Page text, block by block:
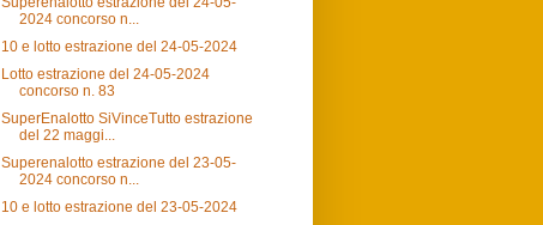
2024 concorso n...
10 e lotto estrazione del 24-05-2024
Lotto estrazione del 24-05-2024
concorso n. 83
SuperEnalotto SiVinceTutto estrazione
del 22 maggi...
Superenalotto estrazione del 23-05-
2024 concorso n...
10 e lotto estrazione del 23-05-2024